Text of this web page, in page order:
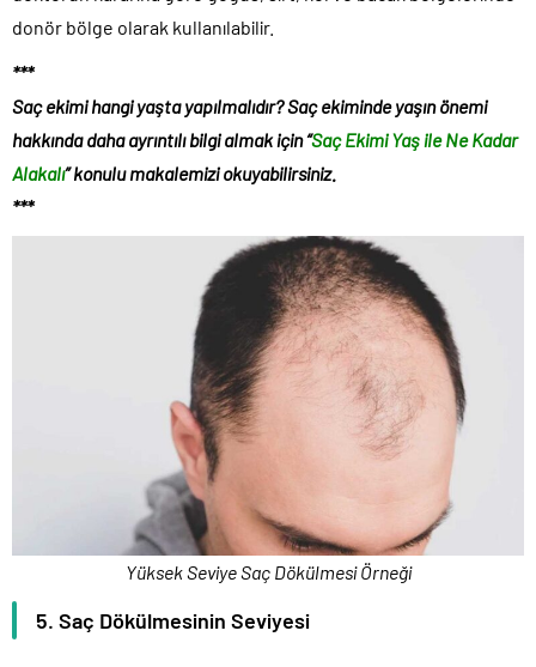
donör bölge olarak kullanılabilir.
***
Saç ekimi hangi yaşta yapılmalıdır? Saç ekiminde yaşın önemi
hakkında daha ayrıntılı bilgi almak için “Saç Ekimi Yaş ile Ne Kadar
Alakalı” konulu makalemizi okuyabilirsiniz.
***
Yüksek Seviye Saç Dökülmesi Örneği
5. Saç Dökülmesinin Seviyesi